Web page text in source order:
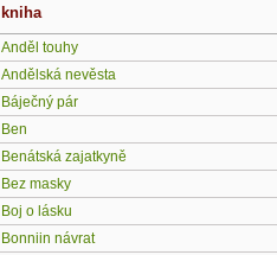
kniha
Anděl touhy
Andělská nevěsta
Báječný pár
Ben
Benátská zajatkyně
Bez masky
Boj o lásku
Bonniin návrat